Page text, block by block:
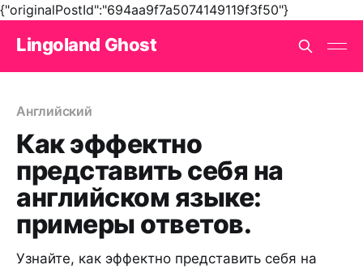
{"originalPostId":"694aa9f7a5074149119f3f50"}
Lingoland Ghost
Английский
Как эффектно
представить себя на
английском языке:
примеры ответов.
Узнайте, как эффектно представить себя на